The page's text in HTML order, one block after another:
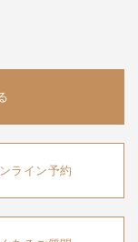
ライン予約